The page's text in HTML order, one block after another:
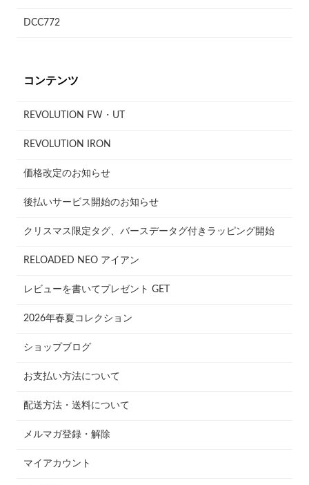
DCC772
コンテンツ
REVOLUTION FW・UT
REVOLUTION IRON
価格改定のお知らせ
後払いサービス開始のお知らせ
クリスマス限定タグ、バースデータグ付きラッピング開始
RELOADED NEO アイアン
レビューを書いてプレゼント GET
2026年春夏コレクション
ショップブログ
お支払い方法について
配送方法・送料について
メルマガ登録・解除
マイアカウント